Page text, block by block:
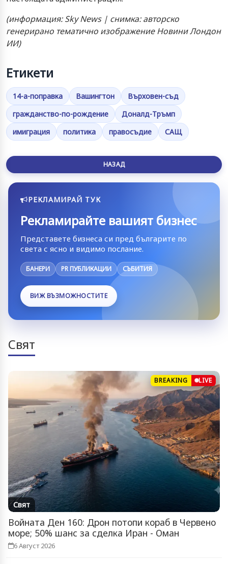
(информация: Sky News | снимка: авторско
генерирано тематично изображение Новини Лондон
ИИ)
Етикети
14-а-поправка Вашингтон
Върховен-съд
гражданство-по-рождение
Доналд-Тръмп
имиграция
политика правосъдие САЩ
НАЗАД
РЕКЛАМИРАЙ ТУК
Рекламирайте вашият бизнес
Представете бизнеса си пред българите по
света с ясно и видимо послание.
БАНЕРИ PR ПУБЛИКАЦИИ СЪБИТИЯ
ВИЖ ВЪЗМОЖНОСТИТЕ
Свят
BREAKING LIVE
Свят
Войната Ден 160: Дрон потопи кораб в Червено
море; 50% шанс за сделка Иран - Оман
6 Август 2026